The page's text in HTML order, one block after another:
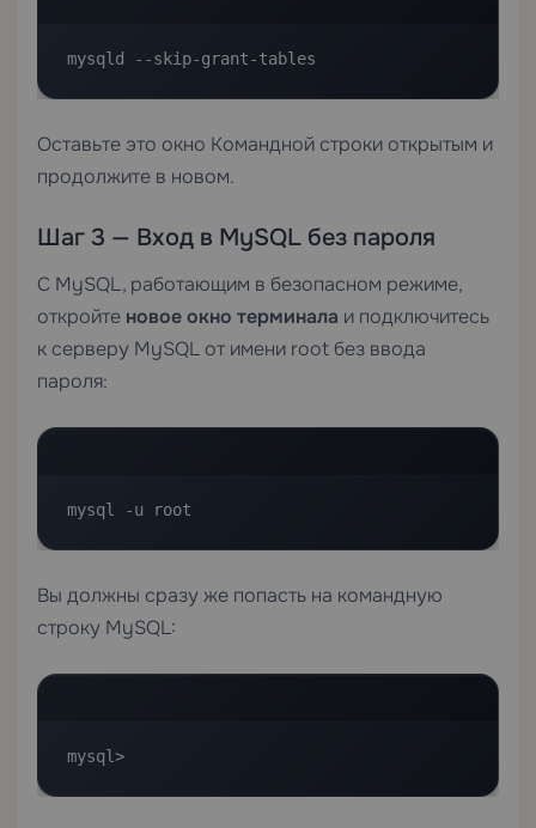
mysqld --skip-grant-tables
Оставьте это окно Командной строки открытым и
продолжите в новом.
Шаг 3 — Вход в MySQL без пароля
С MySQL, работающим в безопасном режиме,
откройте новое окно терминала и подключитесь
к серверу MySQL от имени root без ввода
пароля:
mysql -u root
Вы должны сразу же попасть на командную
строку MySQL:
mysql>